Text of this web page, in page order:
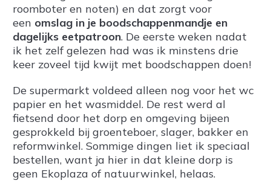
roomboter en noten) en dat zorgt voor
een omslag in je boodschappenmandje en
dagelijks eetpatroon. De eerste weken nadat
ik het zelf gelezen had was ik minstens drie
keer zoveel tijd kwijt met boodschappen doen!
De supermarkt voldeed alleen nog voor het wc
papier en het wasmiddel. De rest werd al
fietsend door het dorp en omgeving bijeen
gesprokkeld bij groenteboer, slager, bakker en
reformwinkel. Sommige dingen liet ik speciaal
bestellen, want ja hier in dat kleine dorp is
geen Ekoplaza of natuurwinkel, helaas.